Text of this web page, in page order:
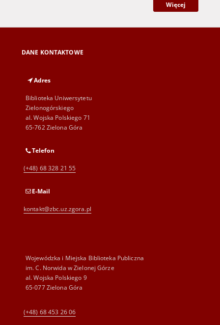
Więcej
DANE KONTAKTOWE
Adres
Biblioteka Uniwersytetu
Zielonogórskiego
al. Wojska Polskiego 71
65-762 Zielona Góra
Telefon
(+48) 68 328 21 55
E-Mail
kontakt@zbc.uz.zgora.pl
Wojewódzka i Miejska Biblioteka Publiczna
im. C. Norwida w Zielonej Górze
al. Wojska Polskiego 9
65-077 Zielona Góra
(+48) 68 453 26 06